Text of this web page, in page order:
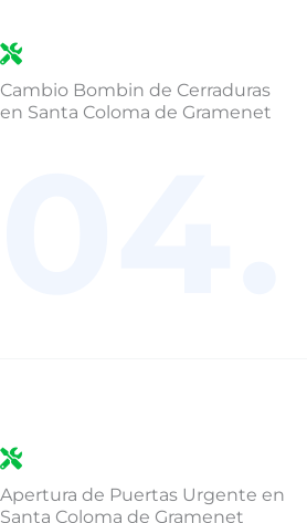
Cambio Bombin de Cerraduras
en Santa Coloma de Gramenet
Apertura de Puertas Urgente en
Santa Coloma de Gramenet